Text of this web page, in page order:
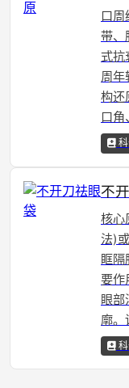
口
带、
式抗
周年
构还
口角
不
核心
法)
眶隔
要作
眼部
廓。